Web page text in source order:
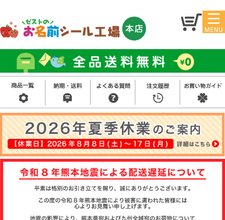
マイ
ジ
お名
前シ
ール
アイ
ロン
シー
ル
お買
い得
セッ
ト
スタ
ンプ
その
他